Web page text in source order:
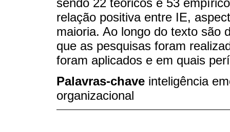
sendo 22 teóricos e 53
relação positiva entre IE,
maioria. Ao longo do texto são
que as pesquisas foram
foram aplicados e em quais
Palavras-chave inteligência
organizacional